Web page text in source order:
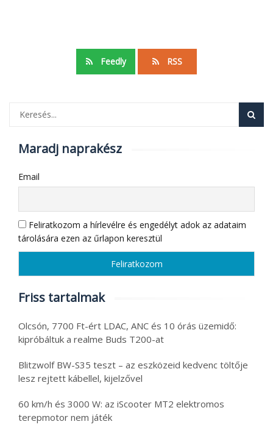
Feedly RSS
Maradj naprakész
Email
Feliratkozom a hírlevélre és engedélyt adok az adataim
tárolására ezen az űrlapon keresztül
Friss tartalmak
Olcsón, 7700 Ft-ért LDAC, ANC és 10 órás üzemidő:
kipróbáltuk a realme Buds T200-at
Blitzwolf BW-S35 teszt – az eszközeid kedvenc töltője
lesz rejtett kábellel, kijelzővel
60 km/h és 3000 W: az iScooter MT2 elektromos
terepmotor nem játék